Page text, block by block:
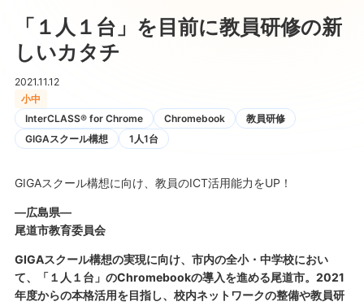
「１人１台」を目前に教員研修の新
しいカタチ
2021.11.12
小中
InterCLASS®︎ for Chrome
Chromebook
教員研修
GIGAスクール構想
1人1台
GIGAスクール構想に向け、教員のICT活用能力をUP！
―広島県―
尾道市教育委員会
GIGAスクール構想の実現に向け、市内の全小・中学校におい
て、「１人１台」のChromebookの導入を進める尾道市。2021
年度からの本格活用を目指し、校内ネットワークの整備や教員研